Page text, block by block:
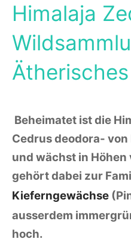
Himalaja
Beheimatet ist die
Cedrus deodora-
und wächst in
gehört dabei zur
Kieferngewächse
ausserdem
hoch.